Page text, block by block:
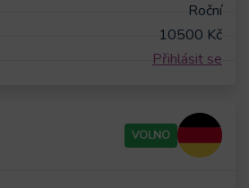
Roční
10500 Kč
Přihlásit se
VOLNO